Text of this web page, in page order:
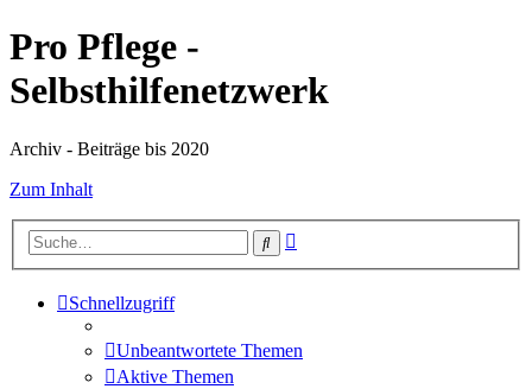
Pro Pflege -
Selbsthilfenetzwerk
Archiv - Beiträge bis 2020
Zum Inhalt
Suche
Schnellzugriff
Unbeantwortete Themen
Aktive Themen